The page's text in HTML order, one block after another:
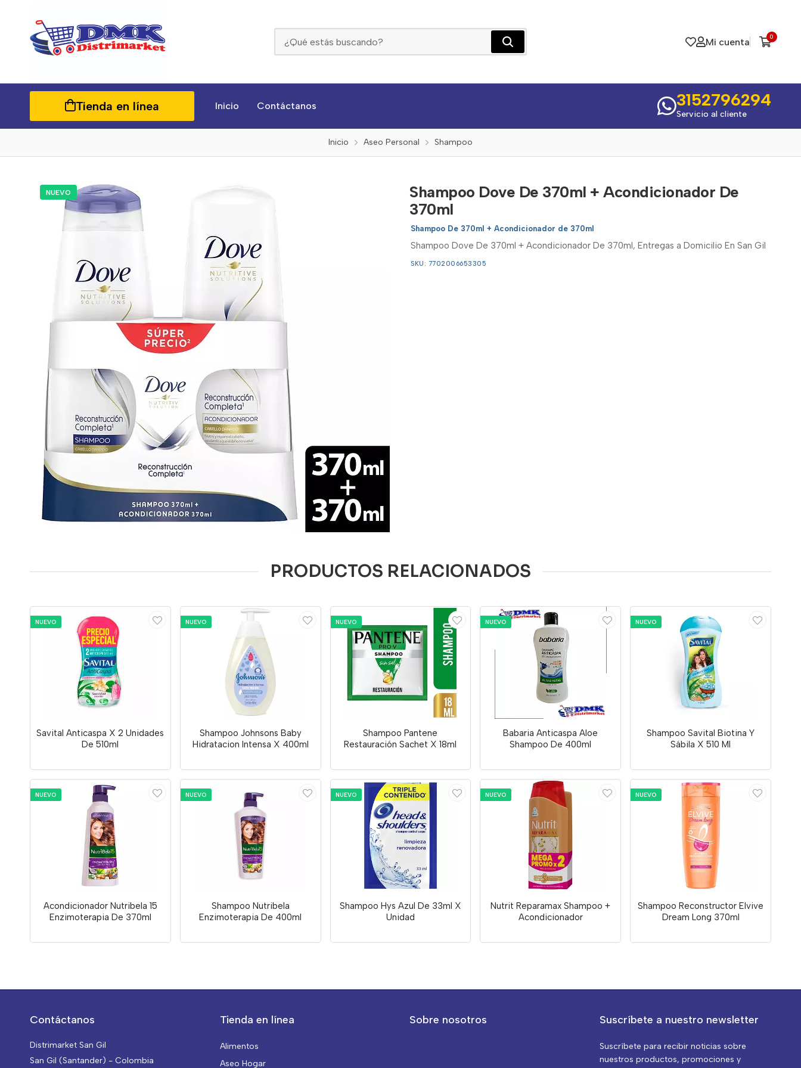
Mi cuenta 0
Tienda en línea Inicio Contáctanos 3152796294
Servicio al cliente
Inicio Aseo Personal Shampoo
NUEVO
Shampoo Dove De 370ml + Acondicionador De
370ml
Shampoo De 370ml + Acondicionador de 370ml
Shampoo Dove De 370ml + Acondicionador De 370ml, Entregas a Domicilio En San Gil
SKU: 7702006653305
PRODUCTOS RELACIONADOS
NUEVO
Savital Anticaspa X 2 Unidades
De 510ml
NUEVO
Shampoo Johnsons Baby
Hidratacion Intensa X 400ml
NUEVO
Shampoo Pantene
Restauración Sachet X 18ml
NUEVO
Babaria Anticaspa Aloe
Shampoo De 400ml
NUEVO
Shampoo Savital Biotina Y
Sábila X 510 Ml
NUEVO
Acondicionador Nutribela 15
Enzimoterapia De 370ml
NUEVO
Shampoo Nutribela
Enzimoterapia De 400ml
NUEVO
Shampoo Hys Azul De 33ml X
Unidad
NUEVO
Nutrit Reparamax Shampoo +
Acondicionador
NUEVO
Shampoo Reconstructor Elvive
Dream Long 370ml
Contáctanos
Distrimarket San Gil
San Gil (Santander) - Colombia
Tienda en línea
Alimentos
Aseo Hogar
Sobre nosotros Suscríbete a nuestro newsletter
Suscríbete para recibir noticias sobre
nuestros productos, promociones y